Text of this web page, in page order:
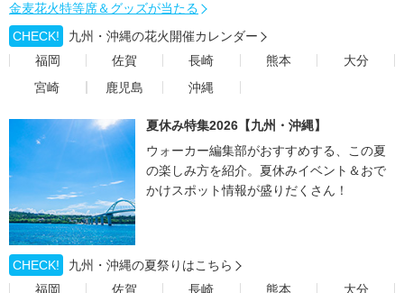
金麦花火特等席＆グッズが当たる
CHECK!
九州・沖縄の花火開催カレンダー
福岡
佐賀 長崎 熊本
大分
宮崎
鹿児島 沖縄
夏休み特集2026【九州・沖縄】
ウォーカー編集部がおすすめする、この夏
の楽しみ方を紹介。夏休みイベント＆おで
かけスポット情報が盛りだくさん！
CHECK!
九州・沖縄の夏祭りはこちら
福岡
佐賀 長崎 熊本
大分